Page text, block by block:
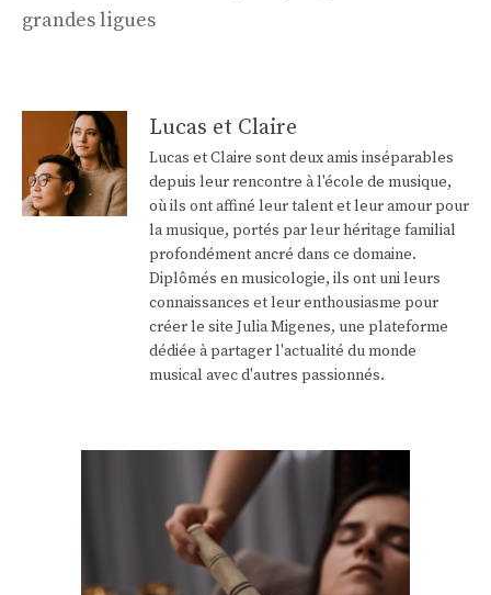
grandes ligues
Lucas et Claire
Lucas et Claire sont deux amis inséparables
depuis leur rencontre à l'école de musique,
où ils ont affiné leur talent et leur amour pour
la musique, portés par leur héritage familial
profondément ancré dans ce domaine.
Diplômés en musicologie, ils ont uni leurs
connaissances et leur enthousiasme pour
créer le site Julia Migenes, une plateforme
dédiée à partager l'actualité du monde
musical avec d'autres passionnés.